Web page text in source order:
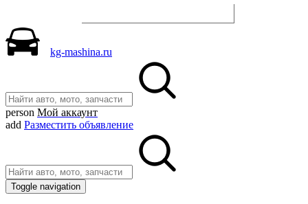
kg-mashina.ru
person Мой аккаунт
add Разместить объявление
Toggle navigation